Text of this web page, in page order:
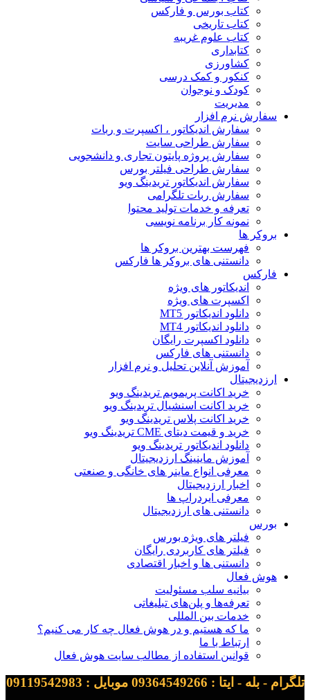
کتاب بورس و فارکس
کتاب تاریخی
کتاب علوم غریبه
کتابداری
کشاورزی
کنکور و کمک‌ درسی
کودک و نوجوان
مدیریت
سفارش نرم افزار
سفارش اندیکاتور ، اکسپرت و ربات
سفارش طراحی سایت
سفارش پروژه پایتون تجاری و دانشجویی
سفارش طراحی فیلتر بورس
سفارش اندیکاتور تریدینگ ویو
سفارش ربات تلگرامی
تعرفه و خدمات تولید محتوا
نمونه کار برنامه نویسی
بروکر ها
فهرست بهترین بروکر ها
دانستنی های بروکر ها فارکس
فارکس
اندیکاتور های ویژه
اکسپرت های ویژه
دانلود اندیکاتور MT5
دانلود اندیکاتور MT4
دانلود اکسپرت رایگان
دانستنی های فارکس
آموزش آنلاین تحلیل و نرم افزار
ارزدیجیتال
خرید اکانت پریمویم تریدینگ ویو
خرید اکانت اسنشیال تریدینگ ویو
خرید اکانت پلاس تریدینگ ویو
خرید و قیمت دیتای CME تریدینگ ویو
دانلود اندیکاتور تریدینگ ویو
آموزش ماینینگ ارزدیجیتال
معرفی انواع ماینر های خانگی و صنعتی
اخبار ارزدیجیتال
معرفی ایردراپ ها
دانستنی های ارزدیجیتال
بورس
فیلتر های ویژه بورس
فیلتر های کاربردی رایگان
دانستنی ها و اخبار اقتصادی
هوش فعال
بیانیه سلب مسئولیت
تعرفه‌ها و پلن‌های تبلیغاتی
خدمات بین المللی
ما که هستیم و در هوش فعال چه کار می کنیم؟
ارتباط با ما
قوانین استفاده از مطالب سایت هوش فعال
تلگرام - بله - ایتا : 09364549266 موبایل : 09119542983